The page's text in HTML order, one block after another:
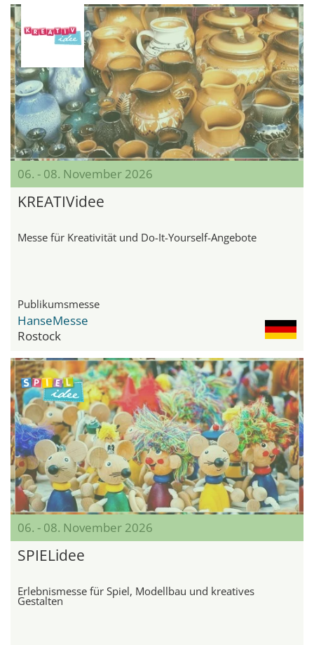
06. - 08. November 2026
KREATIVidee
Messe für Kreativität und Do-It-Yourself-Angebote
Publikumsmesse
HanseMesse
Rostock
06. - 08. November 2026
SPIELidee
Erlebnismesse für Spiel, Modellbau und kreatives
Gestalten